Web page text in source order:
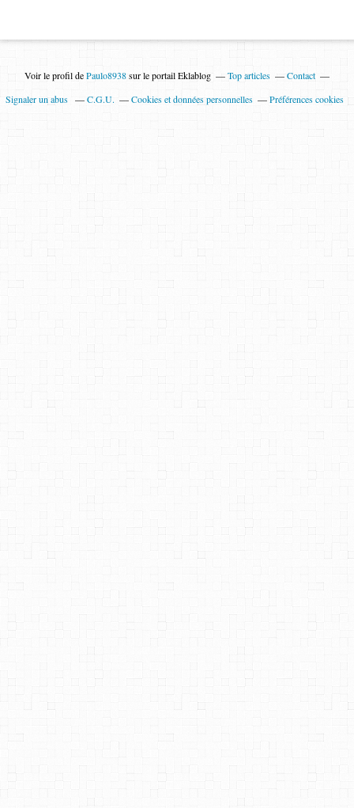
Voir le profil dePaulo8938sur le portail Eklablog Top articles
Contact
Signaler un abus
C.G.U. Cookies et données personnelles Préférences cookies